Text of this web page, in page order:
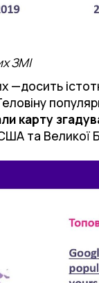
ЗМІ
—досить
карту
та Великої